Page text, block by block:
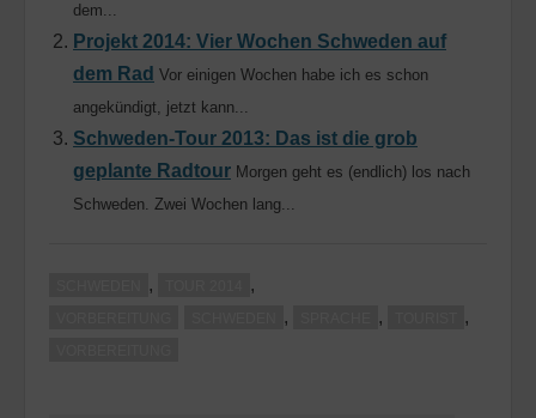
dem...
Projekt 2014: Vier Wochen Schweden auf
dem Rad Vor einigen Wochen habe ich es schon
angekündigt, jetzt kann...
Schweden-Tour 2013: Das ist die grob
geplante Radtour Morgen geht es (endlich) los nach
Schweden. Zwei Wochen lang...
, ,
, , ,